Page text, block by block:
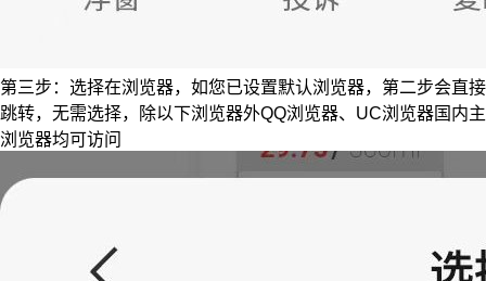
第三步：选择在浏览器，如您已设置默认浏览器，第二步会直接
跳转，无需选择，除以下浏览器外QQ浏览器、UC浏览器国内主
浏览器均可访问